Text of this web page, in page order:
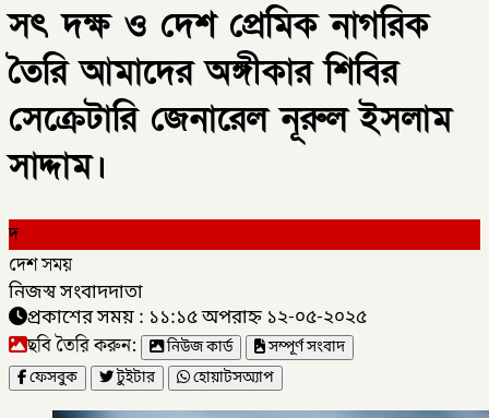
সৎ দক্ষ ও দেশ প্রেমিক নাগরিক
তৈরি আমাদের অঙ্গীকার শিবির
সেক্রেটারি জেনারেল নূরুল ইসলাম
সাদ্দাম।
দ
দেশ সময়
নিজস্ব সংবাদদাতা
প্রকাশের সময় : ১১:১৫ অপরাহ্ন ১২-০৫-২০২৫
ছবি তৈরি করুন: নিউজ কার্ড
সম্পূর্ণ সংবাদ
ফেসবুক
টুইটার হোয়াটসঅ্যাপ